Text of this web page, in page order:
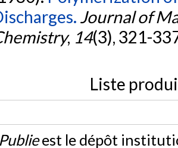
Journal of
, 14(3), 321-
Liste
est le dépôt